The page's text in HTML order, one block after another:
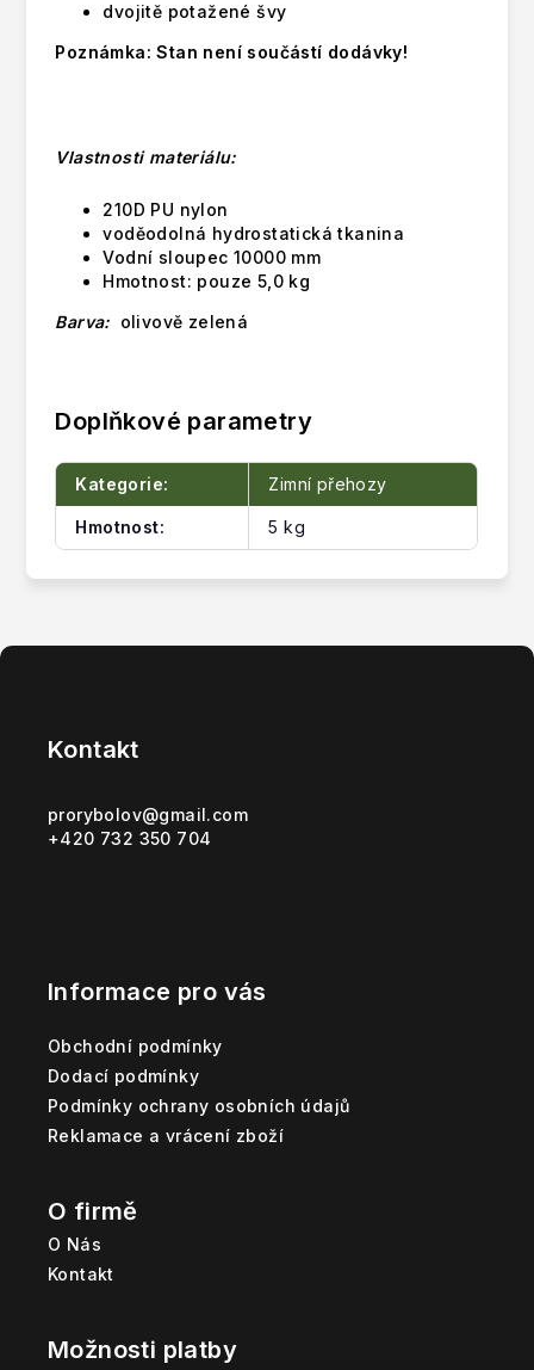
dvojitě potažené švy
Poznámka: Stan není součástí dodávky!
Vlastnosti materiálu:
210D PU nylon
voděodolná hydrostatická tkanina
Vodní sloupec 10000 mm
Hmotnost: pouze 5,0 kg
Barva: olivově zelená
Doplňkové parametry
Kategorie: Zimní přehozy
Hmotnost: 5 kg
Kontakt
prorybolov@gmail.com
+420 732 350 704
Informace pro vás
Obchodní podmínky
Dodací podmínky
Podmínky ochrany osobních údajů
Reklamace a vrácení zboží
O firmě
O Nás
Kontakt
Možnosti platby